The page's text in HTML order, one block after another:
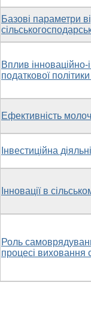
Базові параметри
Вплив інноваційно-
податкової
Ефективність
Інвестиційна
Інновації в
Роль
процесі виховання